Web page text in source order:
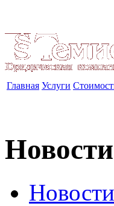
Главная Услуги